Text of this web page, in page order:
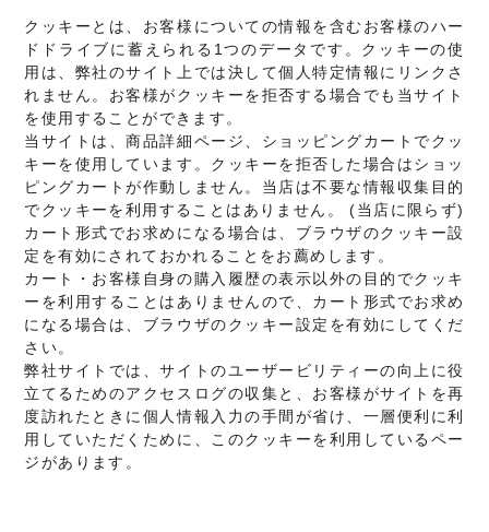
クッキーとは、お客様についての情報を含むお客様のハー
ドドライブに蓄えられる1つのデータです。クッキーの使
用は、弊社のサイト上では決して個人特定情報にリンクさ
れません。お客様がクッキーを拒否する場合でも当サイト
を使用することができます。
当サイトは、商品詳細ページ、ショッピングカートでクッ
キーを使用しています。クッキーを拒否した場合はショッ
ピングカートが作動しません。当店は不要な情報収集目的
でクッキーを利用することはありません。 (当店に限らず)
カート形式でお求めになる場合は、ブラウザのクッキー設
定を有効にされておかれることをお薦めします。
カート・お客様自身の購入履歴の表示以外の目的でクッキ
ーを利用することはありませんので、カート形式でお求め
になる場合は、ブラウザのクッキー設定を有効にしてくだ
さい。
弊社サイトでは、サイトのユーザービリティーの向上に役
立てるためのアクセスログの収集と、お客様がサイトを再
度訪れたときに個人情報入力の手間が省け、一層便利に利
用していただくために、このクッキーを利用しているペー
ジがあります。